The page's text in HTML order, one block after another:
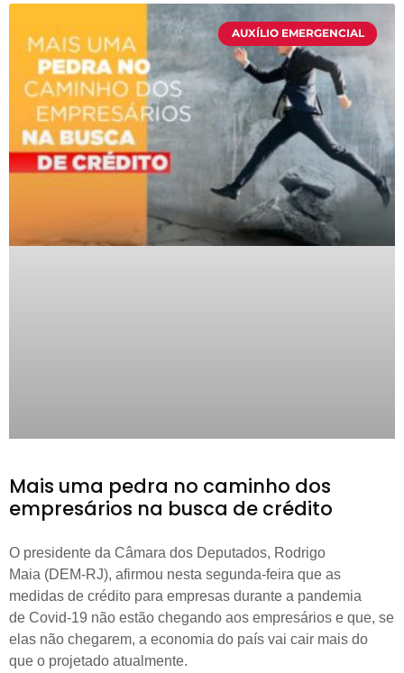
AUXÍLIO EMERGENCIAL
Mais uma pedra no caminho dos
empresários na busca de crédito
O presidente da Câmara dos Deputados, Rodrigo
Maia (DEM-RJ), afirmou nesta segunda-feira que as
medidas de crédito para empresas durante a pandemia
de Covid-19 não estão chegando aos empresários e que, se
elas não chegarem, a economia do país vai cair mais do
que o projetado atualmente.